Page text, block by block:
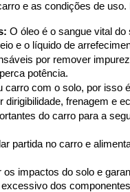
e as condições de
O óleo é o sangue vital
e o líquido de
por remover
potência.
com o solo, por
frenagem e
do carro para a
partida no carro e
impactos do solo e
dos